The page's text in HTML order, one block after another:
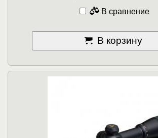
В сравнение
В корзину